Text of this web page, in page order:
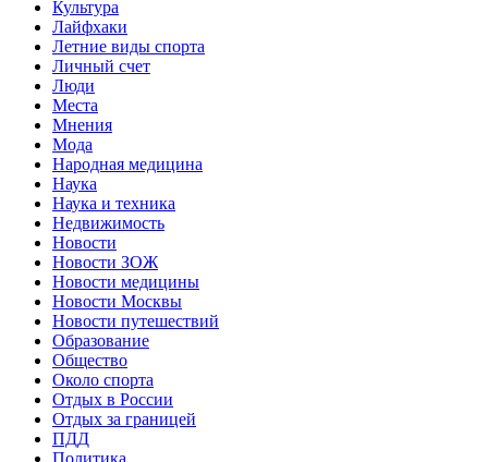
Культура
Лайфхаки
Летние виды спорта
Личный счет
Люди
Места
Мнения
Мода
Народная медицина
Наука
Наука и техника
Недвижимость
Новости
Новости ЗОЖ
Новости медицины
Новости Москвы
Новости путешествий
Образование
Общество
Около спорта
Отдых в России
Отдых за границей
ПДД
Политика